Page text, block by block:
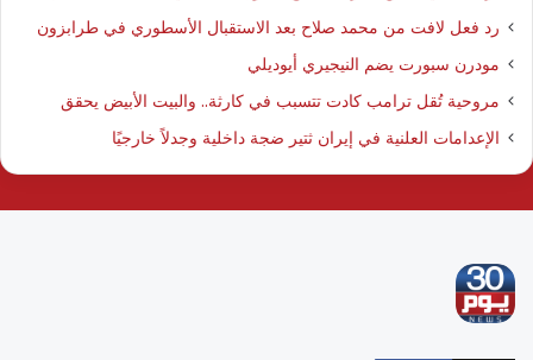
رد فعل لافت من محمد صلاح بعد الاستقبال الأسطوري في طرابزون
مودرن سبورت يضم النيجيري أيوديلي
مروحية تُقل ترامب كادت تتسبب في كارثة.. والبيت الأبيض يحقق
الإعدامات العلنية في إيران ثتير ضجة داخلية وجدلاً خارجيًا